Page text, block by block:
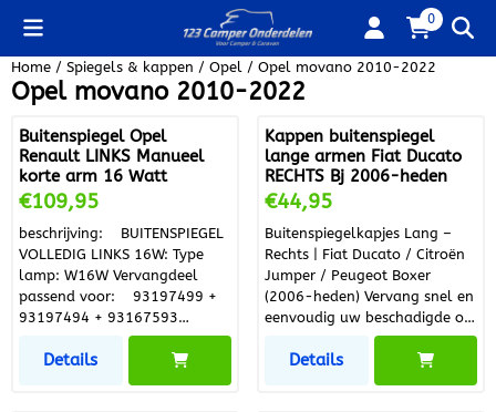
Cookievoorkeuren zijn beschikbaar. Kies instellingen of sta
0
Home / Spiegels & kappen / Opel / Opel movano 2010-2022
Opel movano 2010-2022
Buitenspiegel Opel
Renault LINKS Manueel
korte arm 16 Watt
Prijs: 109,95
€109,95
beschrijving: BUITENSPIEGEL
VOLLEDIG LINKS 16W: Type
lamp: W16W Vervangdeel
passend voor: 93197499 +
93197494 + 93167593
Criteria: • zwart • complete
spiegel • convex • voor
manuele spiegelverstelling •
Details
Kappen buitenspiegel
lange armen Fiat Ducato
RECHTS Bj 2006-heden
Prijs: 44,95
€44,95
Buitenspiegelkapjes Lang –
Rechts | Fiat Ducato / Citroën
Jumper / Peugeot Boxer
(2006-heden) Vervang snel en
eenvoudig uw beschadigde of
verweerde buitenspiegelkapjes
met deze losse spiegelkapjes
voor de lange arm –
Details